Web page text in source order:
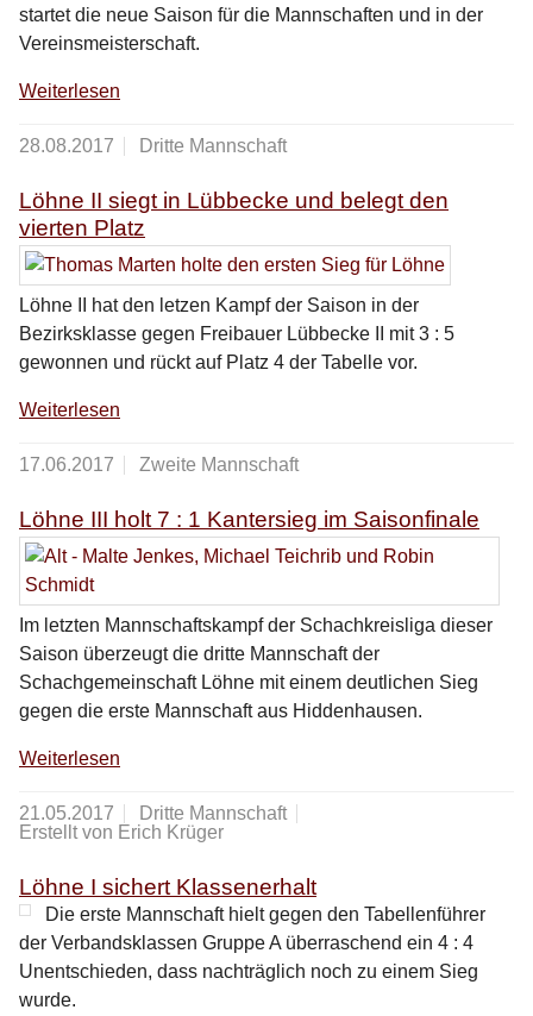
startet die neue Saison für die Mannschaften und in der
Vereinsmeisterschaft.
Weiterlesen
28.08.2017 Dritte Mannschaft
Löhne II siegt in Lübbecke und belegt den
vierten Platz
Löhne II hat den letzen Kampf der Saison in der
Bezirksklasse gegen Freibauer Lübbecke II mit 3 : 5
gewonnen und rückt auf Platz 4 der Tabelle vor.
Weiterlesen
17.06.2017 Zweite Mannschaft
Löhne III holt 7 : 1 Kantersieg im Saisonfinale
Im letzten Mannschaftskampf der Schachkreisliga dieser
Saison überzeugt die dritte Mannschaft der
Schachgemeinschaft Löhne mit einem deutlichen Sieg
gegen die erste Mannschaft aus Hiddenhausen.
Weiterlesen
21.05.2017
Dritte Mannschaft
Erstellt von Erich Krüger
Löhne I sichert Klassenerhalt
Die erste Mannschaft hielt gegen den Tabellenführer
der Verbandsklassen Gruppe A überraschend ein 4 : 4
Unentschieden, dass nachträglich noch zu einem Sieg
wurde.